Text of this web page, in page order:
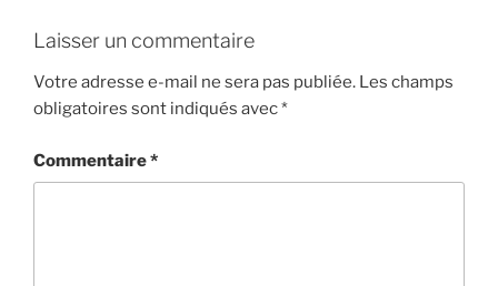
Laisser un commentaire
Votre adresse e-mail ne sera pas publiée. Les champs
obligatoires sont indiqués avec*
Commentaire*